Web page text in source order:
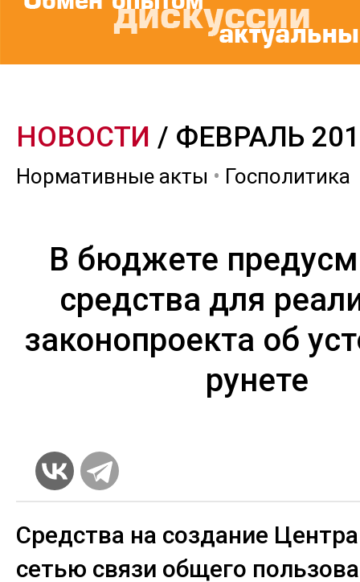
НОВОСТИ / ФЕВРАЛЬ
Нормативные акты • Госполитика
В бюджете
средства для
законопроекта об
рунете
Средства на создание
сетью связи общего